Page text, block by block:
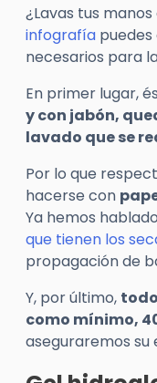
¿Lavas tus
infografía
necesarios para
En primer lugar,
y con jabón,
lavado que se
Por lo que
hacerse con
Ya hemos
que tienen los
propagación de
Y, por último,
como mínimo,
aseguraremos su